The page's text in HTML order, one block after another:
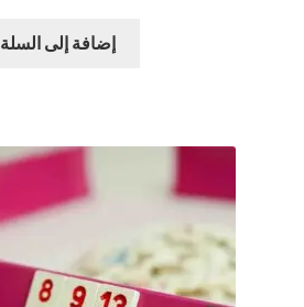
إضافة إلى السلة